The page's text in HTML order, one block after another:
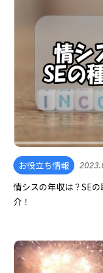
お役立ち情報
情シスの年収は？SE
介！